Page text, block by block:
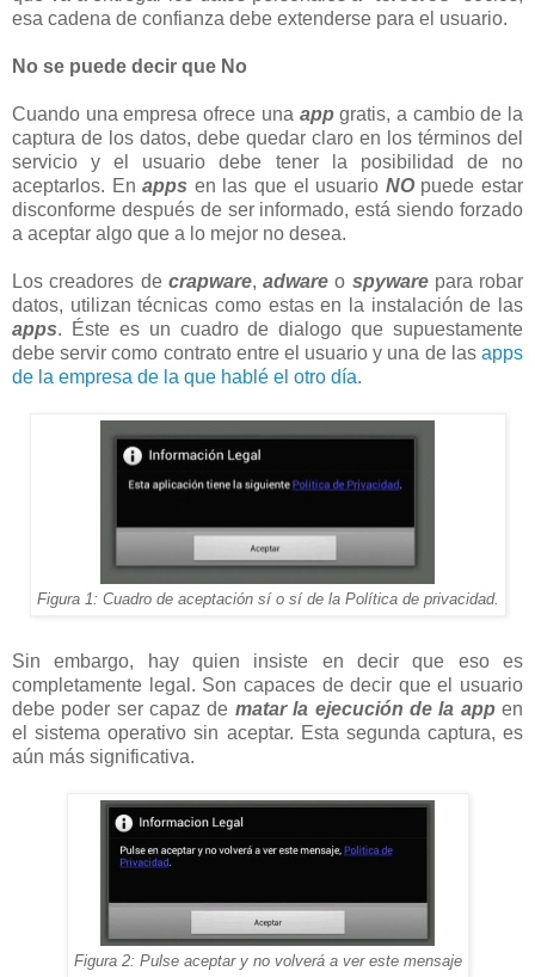
esa cadena de confianza debe extenderse para el usuario.
No se puede decir que No
Cuando una empresa ofrece una appgratis, a cambio de la
captura de los datos, debe quedar claro en los términos del
servicio y el usuario debe tener la posibilidad de no
aceptarlos. Enapps en las que el usuario NOpuede estar
disconforme después de ser informado, está siendo forzado
a aceptar algo que a lo mejor no desea.
Los creadores de crapware, adware o spywarepara robar
datos, utilizan técnicas como estas en la instalación de las
apps. Éste es un cuadro de dialogo que supuestamente
debe servir como contrato entre el usuario y una de las apps
de la empresa de la que hablé el otro día.
Figura 1: Cuadro de aceptación sí o sí de la Política de privacidad.
Sin embargo, hay quien insiste en decir que eso es
completamente legal. Son capaces de decir que el usuario
debe poder ser capaz de matar la ejecución de la appen
el sistema operativo sin aceptar. Esta segunda captura, es
aún más significativa.
Figura 2: Pulse aceptar y no volverá a ver este mensaje